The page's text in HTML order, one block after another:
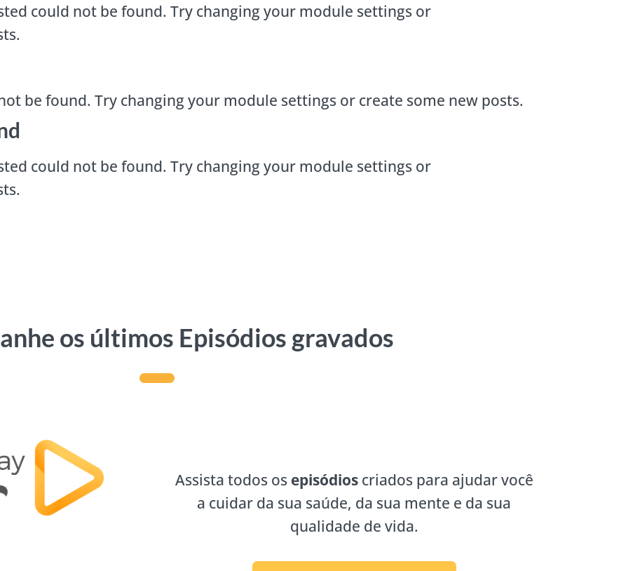
could not be found. Try changing your module settings or
be found. Try changing your module settings or create some new posts.
could not be found. Try changing your module settings or
os últimos Episódios gravados
Assista todos os episódioscriados para ajudar você
a cuidar da sua saúde, da sua mente e da sua
qualidade de vida.